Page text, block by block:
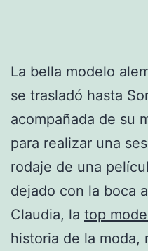
La bella modelo
se trasladó hasta
acompañada de su
para realizar una
rodaje de una
dejado con la boca
Claudia, la top
historia de la moda,